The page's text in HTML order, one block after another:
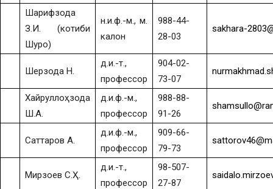
Шарифзода
З.И. (котиби
Шуро)
н.и.ф.-м., м.
калон
988-44-
28-03
sakhara-
Шерзода Н.
д.и.-т.,
профессор
904-02-
73-07
Хайруллоҳзода
Ш.А.
д.и.ф.-м.,
профессор
988-88-
91-26
Саттаров А.
д.и.ф.-м.,
профессор
909-66-
79-73
Мирзоев С.Ҳ.
д.и.-т.,
профессор
98-507-
27-87